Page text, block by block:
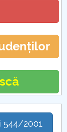
544/2001